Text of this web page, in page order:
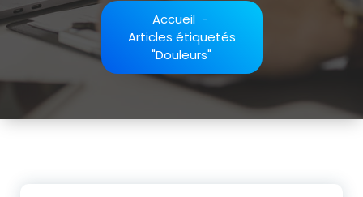
Accueil-
Articles étiquetés
"Douleurs"